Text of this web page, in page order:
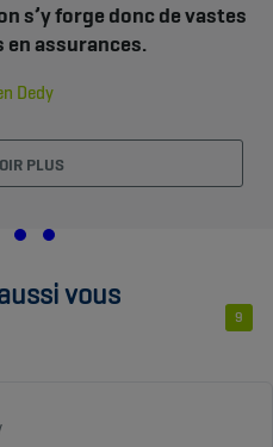
s’y forge donc de vastes
en assurances.
Dedy
PLUS
vous
9